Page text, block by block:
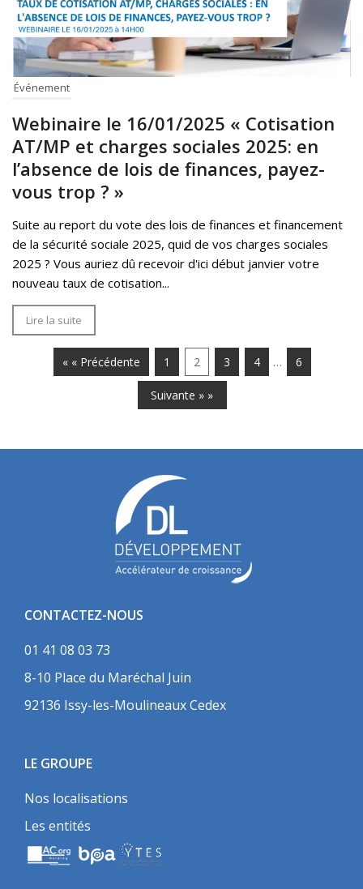
Événement
Webinaire le 16/01/2025 « Cotisation
AT/MP et charges sociales 2025: en
l’absence de lois de finances, payez-
vous trop ? »
Suite au report du vote des lois de finances et financement
de la sécurité sociale 2025, quid de vos charges sociales
2025 ? Vous auriez dû recevoir d'ici début janvier votre
nouveau taux de cotisation...
Lire la suite
« « Précédente 1 2 3 4 … 6
Suivante » »
CONTACTEZ-NOUS
01 41 08 03 73
8-10 Place du Maréchal Juin
92136 Issy-les-Moulineaux Cedex
LE GROUPE
Nos localisations
Les entités